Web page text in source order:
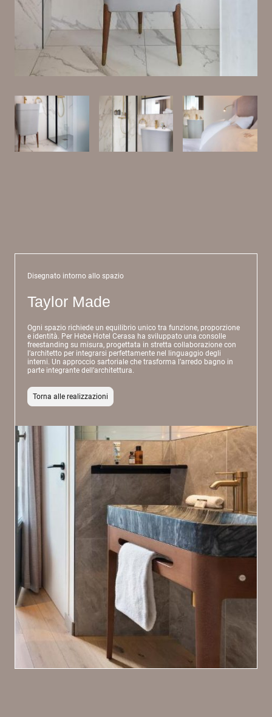
Disegnato intorno allo spazio
Taylor Made
Ogni spazio richiede un equilibrio unico tra funzione, proporzione
e identità. Per Hebe Hotel Cerasa ha sviluppato una consolle
freestanding su misura, progettata in stretta collaborazione con
l’architetto per integrarsi perfettamente nel linguaggio degli
interni. Un approccio sartoriale che trasforma l’arredo bagno in
parte integrante dell’architettura.
Torna alle realizzazioni